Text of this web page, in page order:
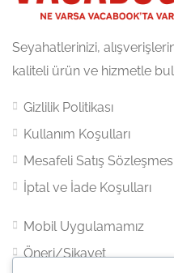
Seyahatlerinizi,
kaliteli ürün ve hizmetle
Gizlilik Politikası
Kullanım Koşulları
Mesafeli Satış
İptal ve İade Koşulları
Mobil Uygulamamız
Öneri/Şikayet